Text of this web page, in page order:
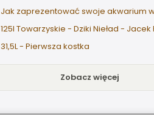
31,5L - Pierwsza kostka
Zobacz więcej